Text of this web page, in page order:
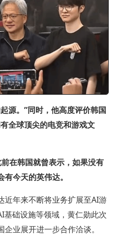
源。”同时，他高度评价韩国
全球顶尖的电竞和游戏文
在韩国就曾表示，如果没有
今天的英伟达。
近年来不断将业务扩展至AI游
基础设施等领域，黄仁勋此次
业展开进一步合作洽谈。